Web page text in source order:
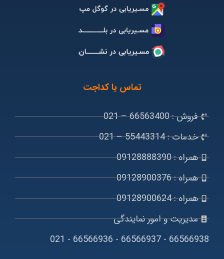
تماس با کداجت
فروش : 66563400 – 021
خدمات : 55443314 – 021
همراه : 09128888390
همراه : 09128900376
همراه : 09128900624
مدیریت و امور نمایندگی
66566938 - 66566937 - 66566936 - 021